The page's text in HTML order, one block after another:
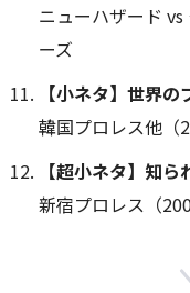
ニューハザード
ーズ
【小ネタ】世界の
韓国プロレス他（
【超小ネタ】知
新宿プロレス（